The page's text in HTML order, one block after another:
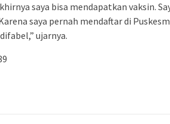
saya bisa mendapatkan vaksin.
saya pernah mendaftar di
ujarnya.